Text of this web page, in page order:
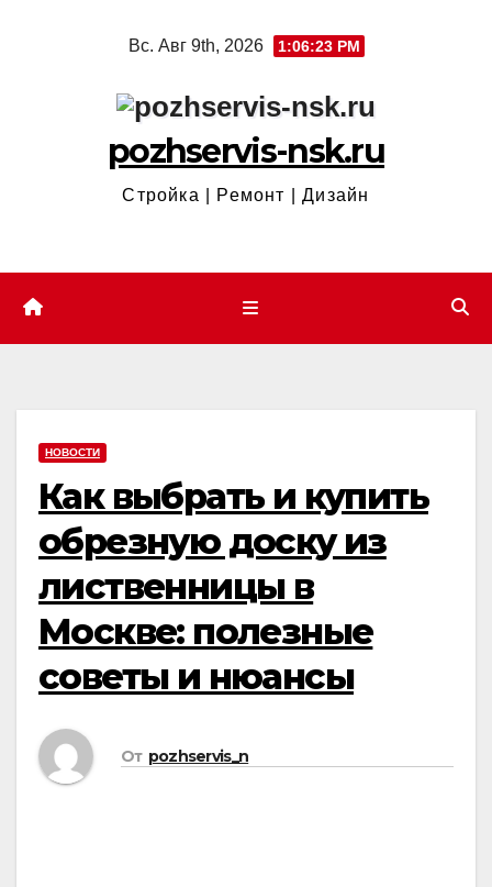
Вс. Авг 9th, 2026 1:06:23 PM
pozhservis-nsk.ru
Стройка | Ремонт | Дизайн
НОВОСТИ
Как выбрать и купить
обрезную доску из
лиственницы в
Москве: полезные
советы и нюансы
От pozhservis_n